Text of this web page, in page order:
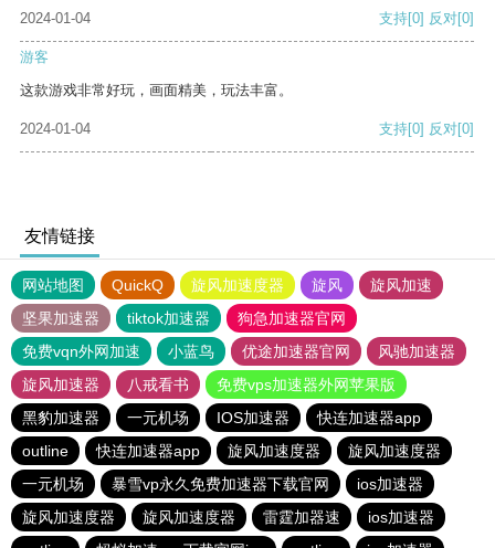
2024-01-04 支持[0] 反对[0]
游客
这款游戏非常好玩，画面精美，玩法丰富。
2024-01-04 支持[0] 反对[0]
友情链接
网站地图 QuickQ 旋风加速度器 旋风
旋风加速
坚果加速器
tiktok加速器
狗急加速器官网
免费vqn外网加速
小蓝鸟 优途加速器官网
风驰加速器
旋风加速器
八戒看书
免费vps加速器外网苹果版
黑豹加速器
一元机场 IOS加速器
快连加速器app
outline
快连加速器app 旋风加速度器
旋风加速度器
一元机场
暴雪vp永久免费加速器下载官网
ios加速器
旋风加速度器
旋风加速度器 雷霆加器速
ios加速器